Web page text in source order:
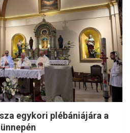
egykori plébániájára a